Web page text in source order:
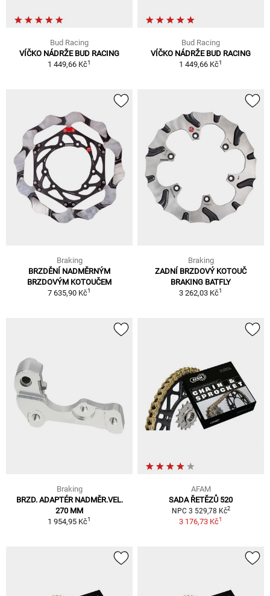
Bud Racing
VÍČKO NÁDRŽE BUD RACING
1 449,66 Kč1
Bud Racing
VÍČKO NÁDRŽE BUD RACING
1 449,66 Kč1
Braking
BRZDĚNÍ NADMĚRNÝM
BRZDOVÝM KOTOUČEM
7 635,90 Kč1
Braking
ZADNÍ BRZDOVÝ KOTOUČ
BRAKING BATFLY
3 262,03 Kč1
Braking
BRZD. ADAPTÉR NADMĚR.VEL.
270 MM
1 954,95 Kč1
AFAM
SADA ŘETĚZŮ 520
NPC 3 529,78 Kč2
3 176,73 Kč1